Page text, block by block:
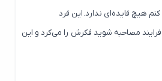
مصاحبه شوید فکرش را می‌کرد و این